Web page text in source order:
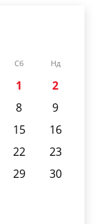
Сб Нд
1
2
8
9
15
16
22
23
29
30